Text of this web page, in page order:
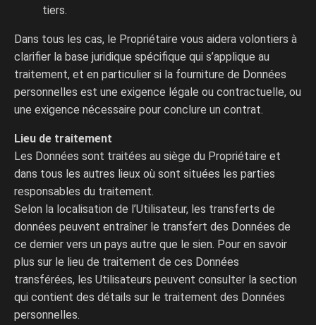
tiers.
Dans tous les cas, le Propriétaire vous aidera volontiers à
clarifier la base juridique spécifique qui s’applique au
traitement, et en particulier si la fourniture de Données
personnelles est une exigence légale ou contractuelle, ou
une exigence nécessaire pour conclure un contrat.
Lieu de traitement
Les Données sont traitées au siège du Propriétaire et
dans tous les autres lieux où sont situées les parties
responsables du traitement.
Selon la localisation de l’Utilisateur, les transferts de
données peuvent entraîner le transfert des Données de
ce dernier vers un pays autre que le sien. Pour en savoir
plus sur le lieu de traitement de ces Données
transférées, les Utilisateurs peuvent consulter la section
qui contient des détails sur le traitement des Données
personnelles.